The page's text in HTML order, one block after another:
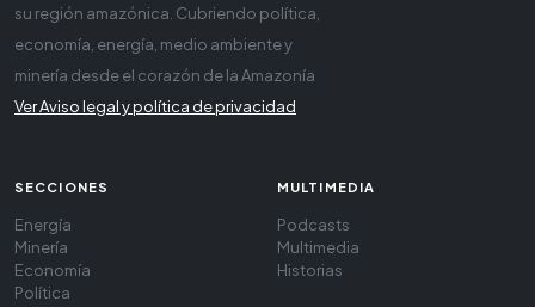
su región amazónica. Cubriendo política,
economía, energía, medio ambiente y
minería desde el corazón de la Amazonía
Ver Aviso legal y política de privacidad
SECCIONES
Energía
Minería
Economía
Política
MULTIMEDIA
Podcasts
Multimedia
Historias